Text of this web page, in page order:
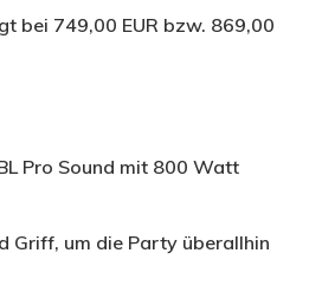
bei 749,00 EUR bzw. 869,00
Pro Sound mit 800 Watt
Griff, um die Party überallhin